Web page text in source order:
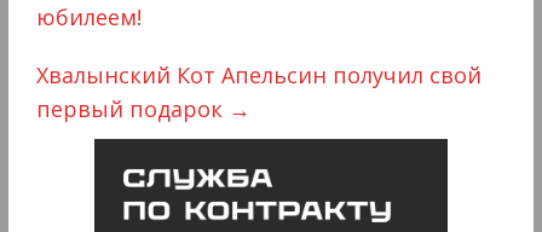
юбилеем!
Хвалынский Кот Апельсин получил свой
первый подарок →